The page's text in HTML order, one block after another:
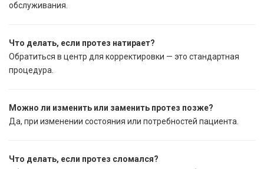
обслуживания.
Что делать, если протез натирает?
Обратиться в центр для корректировки — это стандартная
процедура.
Можно ли изменить или заменить протез позже?
Да, при изменении состояния или потребностей пациента.
Что делать, если протез сломался?